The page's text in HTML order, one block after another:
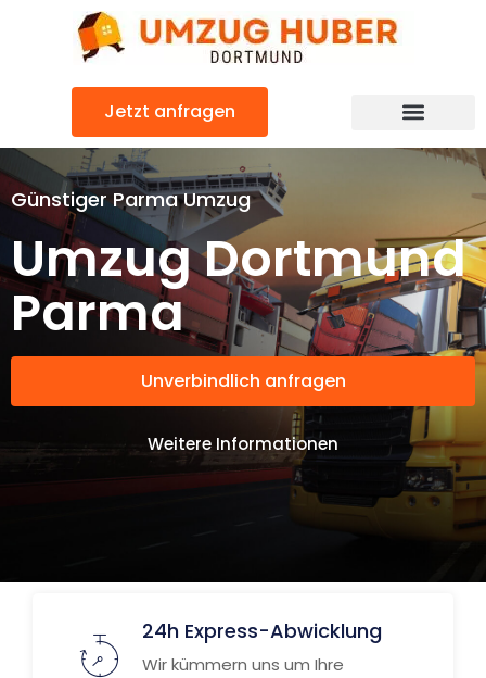
Jetzt anfragen
Günstiger Parma Umzug
Umzug Dortmund
Parma
Unverbindlich anfragen
Weitere Informationen
24h Express-Abwicklung
Wir kümmern uns um Ihre